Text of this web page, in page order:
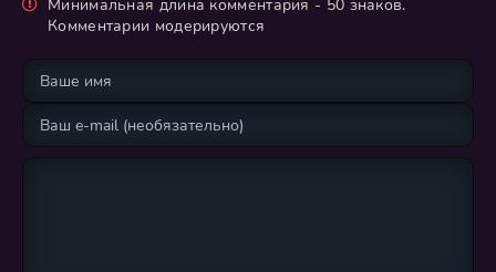
Минимальная длина комментария - 50 знаков.
Комментарии модерируются